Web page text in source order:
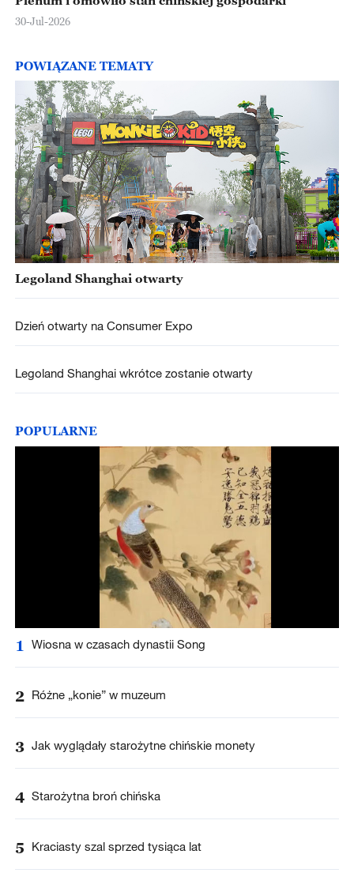
30-Jul-2026
POWIĄZANE TEMATY
Legoland Shanghai otwarty
Dzień otwarty na Consumer Expo
Legoland Shanghai wkrótce zostanie otwarty
POPULARNE
1 Wiosna w czasach dynastii Song
2 Różne „konie” w muzeum
3 Jak wyglądały starożytne chińskie monety
4 Starożytna broń chińska
5 Kraciasty szal sprzed tysiąca lat